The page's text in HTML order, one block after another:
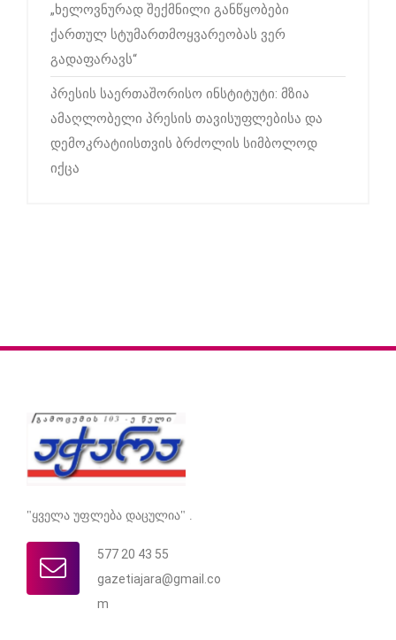
„ხელოვნურად შექმნილი განწყობები
ქართულ სტუმართმოყვარეობას ვერ
გადაფარავს“
პრესის საერთაშორისო ინსტიტუტი: მზია
ამაღლობელი პრესის თავისუფლებისა და
დემოკრატიისთვის ბრძოლის სიმბოლოდ
იქცა
"ყველა უფლება დაცულია" .
577 20 43 55
gazetiajara@gmail.co
m